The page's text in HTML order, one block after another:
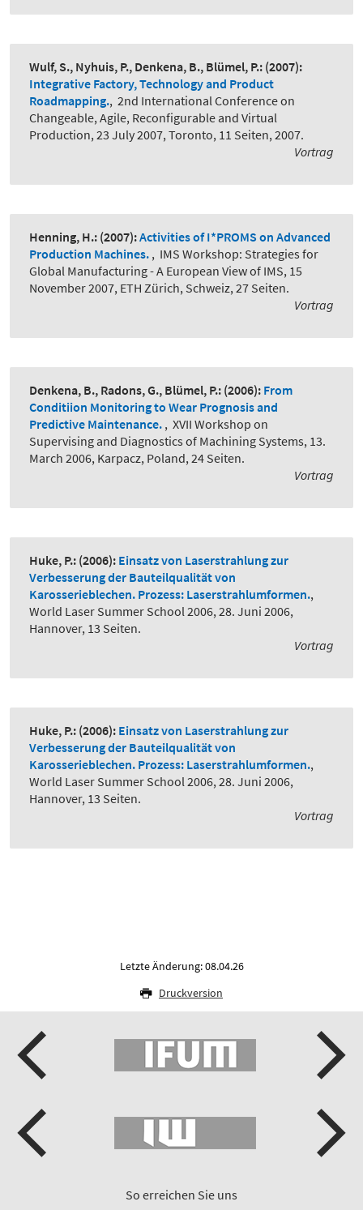
Wulf, S., Nyhuis, P., Denkena, B., Blümel, P.: (2007):
Integrative Factory, Technology and Product
Roadmapping., 2nd International Conference on
Changeable, Agile, Reconfigurable and Virtual
Production, 23 July 2007, Toronto, 11 Seiten, 2007.
Vortrag
Henning, H.: (2007):Activities of I*PROMS on Advanced
Production Machines. , IMS Workshop: Strategies for
Global Manufacturing - A European View of IMS, 15
November 2007, ETH Zürich, Schweiz, 27 Seiten.
Vortrag
Denkena, B., Radons, G., Blümel, P.: (2006): From
Conditiion Monitoring to Wear Prognosis and
Predictive Maintenance. , XVII Workshop on
Supervising and Diagnostics of Machining Systems, 13.
March 2006, Karpacz, Poland, 24 Seiten.
Vortrag
Huke, P.: (2006): Einsatz von Laserstrahlung zur
Verbesserung der Bauteilqualität von
Karosserieblechen. Prozess: Laserstrahlumformen.,
World Laser Summer School 2006, 28. Juni 2006,
Hannover, 13 Seiten.
Vortrag
Huke, P.: (2006): Einsatz von Laserstrahlung zur
Verbesserung der Bauteilqualität von
Karosserieblechen. Prozess: Laserstrahlumformen.,
World Laser Summer School 2006, 28. Juni 2006,
Hannover, 13 Seiten.
Vortrag
Letzte Änderung: 08.04.26
Druckversion
So erreichen Sie uns